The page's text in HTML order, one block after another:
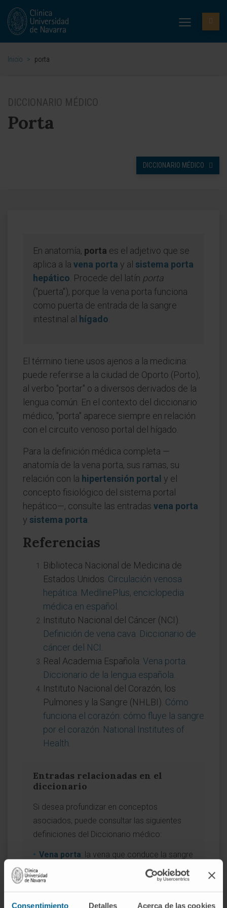
Consentimiento Detalles Acerca de las cookies
Inicio > porta
DICCIONARIO MÉDICO
Porta
DICCIONARIO MÉDICO
En anatomía, porta es el adjetivo que se
aplica a la vena porta y al sistema porta
hepático . Procede del latín porta
("puerta"), porque la vena porta funciona
como puerta de entrada de la sangre
intestinal al
hígado
El término tiene usos ajenos a la medicina:
puede referirse a la ciudad de Oporto (Porto),
al verbo "portar" o a diversos derivados de la
lengua común. En el contexto del diccionario
médico, "porta" aparece siempre en relación
con el circuito venoso portal del hígado.
Para la definición médica completa —
anatomía de la vena porta, sus ramas, su
relación con la hipertensión portal y el
concepto fisiológico del sistema portal
hepático—, consulte las entradas vena porta
y sistema porta
Referencias
Biblioteca Nacional de Medicina de
Estados Unidos. Circulación venosa
hepática. MedlinePlus, enciclopedia
médica en español
Instituto Nacional del Cáncer (NCI).
Definición de vena cava. Diccionario de
cáncer del NCI
Real Academia Española. Vena porta.
Diccionario de la lengua española
Instituto Nacional del Corazón, los
Pulmones y la Sangre (NHLBI). Cómo
funciona el corazón: cómo fluye la sangre
por el corazón. National Institutes of
Health
Entradas relacionadas en el
diccionario
Si desea profundizar en conceptos
asociados, puede consultar las siguientes
definiciones del Diccionario médico:
Vena porta: la vena que conduce la sangre
Sistema porta
: el circuito venoso portal
que conecta el tubo digestivo con el
hígado.